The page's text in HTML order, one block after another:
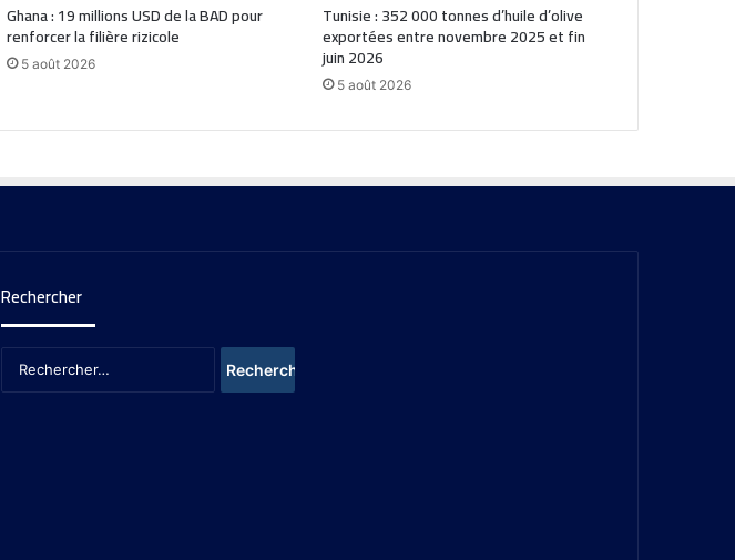
Ghana : 19 millions USD de la BAD pour
renforcer la filière rizicole
5 août 2026
Tunisie : 352 000 tonnes d’huile d’olive
exportées entre novembre 2025 et fin
juin 2026
5 août 2026
Rechercher